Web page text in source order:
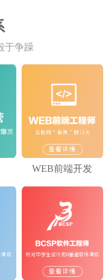
于争躁
WEB前端开发